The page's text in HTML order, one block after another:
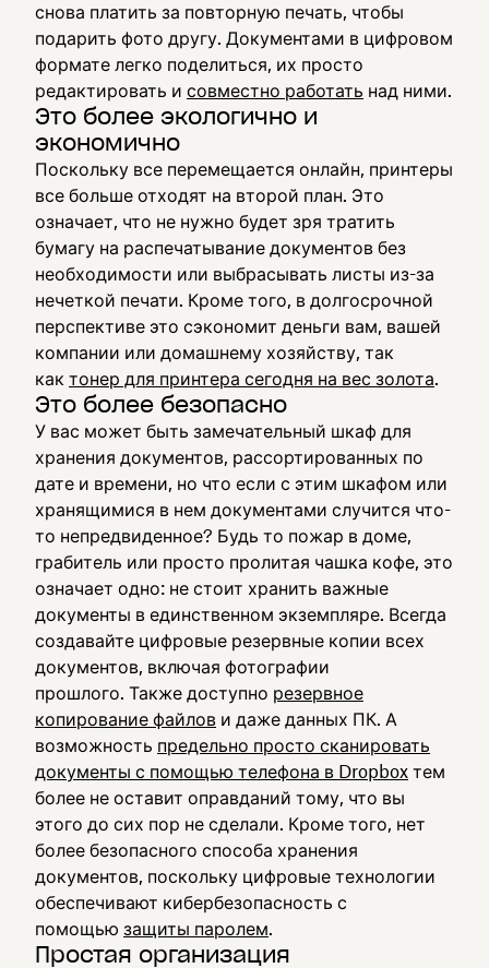
снова платить за повторную печать, чтобы
подарить фото другу. Документами в цифровом
формате легко поделиться, их просто
редактировать и совместно работать над ними.
Это более экологично и
экономично
Поскольку все перемещается онлайн, принтеры
все больше отходят на второй план. Это
означает, что не нужно будет зря тратить
бумагу на распечатывание документов без
необходимости или выбрасывать листы из-за
нечеткой печати. Кроме того, в долгосрочной
перспективе это сэкономит деньги вам, вашей
компании или домашнему хозяйству, так
как тонер для принтера сегодня на вес золота.
Это более безопасно
У вас может быть замечательный шкаф для
хранения документов, рассортированных по
дате и времени, но что если с этим шкафом или
хранящимися в нем документами случится что-
то непредвиденное? Будь то пожар в доме,
грабитель или просто пролитая чашка кофе, это
означает одно: не стоит хранить важные
документы в единственном экземпляре. Всегда
создавайте цифровые резервные копии всех
документов, включая фотографии
прошлого. Также доступно резервное
копирование файлов и даже данных ПК. А
возможность предельно просто сканировать
документы с помощью телефона в Dropbox тем
более не оставит оправданий тому, что вы
этого до сих пор не сделали. Кроме того, нет
более безопасного способа хранения
документов, поскольку цифровые технологии
обеспечивают кибербезопасность с
помощью защиты паролем.
Простая организация